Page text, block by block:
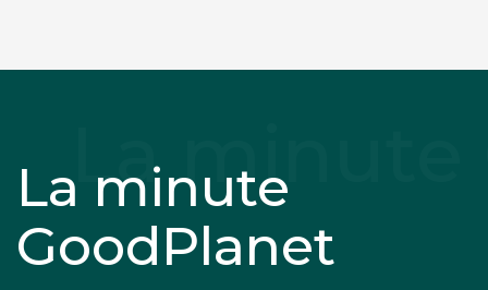
La minute
GoodPlanet